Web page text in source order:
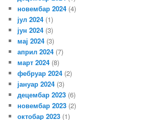
новембар 2024 (4)
јул 2024 (1)
јун 2024 (3)
мај 2024 (3)
април 2024 (7)
март 2024 (8)
фебруар 2024 (2)
јануар 2024 (3)
децембар 2023 (6)
новембар 2023 (2)
октобар 2023 (1)